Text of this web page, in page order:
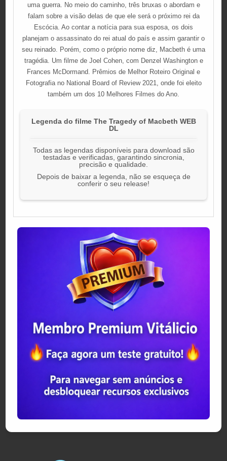
uma guerra. No meio do caminho, três bruxas o abordam e
falam sobre a visão delas de que ele será o próximo rei da
Escócia. Ao contar a notícia para sua esposa, os dois
planejam o assassinato do rei atual do país e assim garantir o
seu reinado. Porém, como o próprio nome diz, Macbeth é uma
tragédia. Um filme de Joel Cohen, com Denzel Washington e
Frances McDormand. Prêmios de Melhor Roteiro Original e
Fotografia no National Board of Review 2021, onde foi eleito
também um dos 10 Melhores Filmes do Ano.
Legenda do filme The Tragedy of Macbeth WEB
DL
Todas as legendas disponíveis para download são
testadas e verificadas, garantindo sincronia,
precisão e qualidade.
Depois de baixar a legenda, não se esqueça de
conferir o seu release!